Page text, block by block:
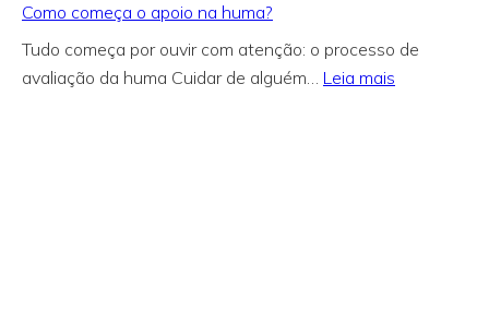
Como começa o apoio na huma?
Tudo começa por ouvir com atenção: o processo de
avaliação da huma Cuidar de alguém… Leia mais